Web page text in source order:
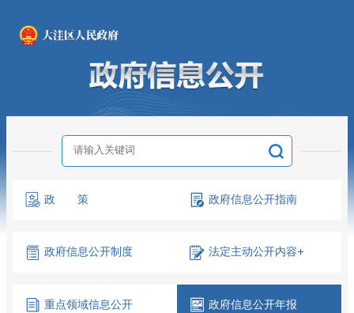
政 策 政府信息公开指南
政府信息公开制度 法定主动公开内容+
重点领域信息公开 政府信息公开年报